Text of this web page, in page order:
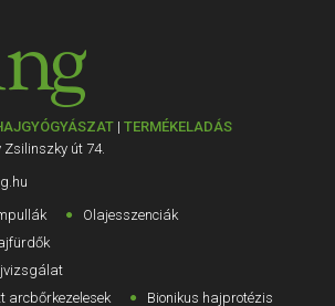
| TERMÉKELADÁS
út 74.
Olajesszenciák
arcbőrkezelesek
Bionikus hajprotézis